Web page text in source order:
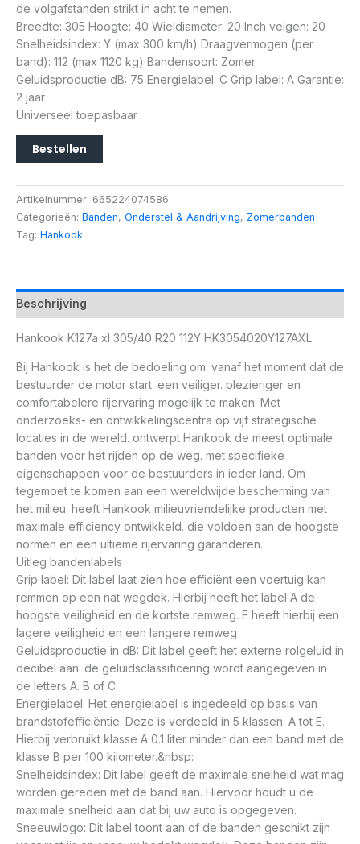
de volgafstanden strikt in acht te nemen.
Breedte: 305 Hoogte: 40 Wieldiameter: 20 Inch velgen: 20
Snelheidsindex: Y (max 300 km/h) Draagvermogen (per
band): 112 (max 1120 kg) Bandensoort: Zomer
Geluidsproductie dB: 75 Energielabel: C Grip label: A Garantie:
2 jaar
Universeel toepasbaar
Bestellen
Artikelnummer: 665224074586
Categorieën: Banden, Onderstel & Aandrijving, Zomerbanden
Tag: Hankook
Beschrijving
Hankook K127a xl 305/40 R20 112Y HK3054020Y127AXL
Bij Hankook is het de bedoeling om. vanaf het moment dat de
bestuurder de motor start. een veiliger. plezieriger en
comfortabelere rijervaring mogelijk te maken. Met
onderzoeks- en ontwikkelingscentra op vijf strategische
locaties in de wereld. ontwerpt Hankook de meest optimale
banden voor het rijden op de weg. met specifieke
eigenschappen voor de bestuurders in ieder land. Om
tegemoet te komen aan een wereldwijde bescherming van
het milieu. heeft Hankook milieuvriendelijke producten met
maximale efficiency ontwikkeld. die voldoen aan de hoogste
normen en een ultieme rijervaring garanderen.
Uitleg bandenlabels
Grip label: Dit label laat zien hoe efficiënt een voertuig kan
remmen op een nat wegdek. Hierbij heeft het label A de
hoogste veiligheid en de kortste remweg. E heeft hierbij een
lagere veiligheid en een langere remweg
Geluidsproductie in dB: Dit label geeft het externe rolgeluid in
decibel aan. de geluidsclassificering wordt aangegeven in
de letters A. B of C.
Energielabel: Het energielabel is ingedeeld op basis van
brandstofefficiëntie. Deze is verdeeld in 5 klassen: A tot E.
Hierbij verbruikt klasse A 0.1 liter minder dan een band met de
klasse B per 100 kilometer.&nbsp:
Snelheidsindex: Dit label geeft de maximale snelheid wat mag
worden gereden met de band aan. Hiervoor houdt u de
maximale snelheid aan dat bij uw auto is opgegeven.
Sneeuwlogo: Dit label toont aan of de banden geschikt zijn